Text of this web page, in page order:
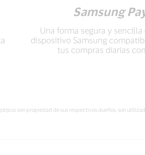
Samsung
Una forma segura y sencilla
dispositivo Samsung
tus compras diarias con
son propiedad de sus respectivos dueños, son